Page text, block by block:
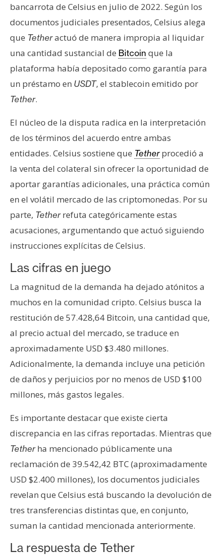
P
r
e
n
s
e
m
a
s
R
c
u
r
o
C
o
t
a
c
t
y
u
b
l
i
d
a
bancarrota de Celsius en julio de 2022. Según los
documentos judiciales presentados, Celsius alega
que Tetheractuó de manera impropia al liquidar
una cantidad sustancial de Bitcoin que la
plataforma había depositado como garantía para
un préstamo en USDT, el stablecoin emitido por
Tether.
El núcleo de la disputa radica en la interpretación
de los términos del acuerdo entre ambas
entidades. Celsius sostiene que Tetherprocedió a
la venta del colateral sin ofrecer la oportunidad de
aportar garantías adicionales, una práctica común
en el volátil mercado de las criptomonedas. Por su
parte, Tetherrefuta categóricamente estas
acusaciones, argumentando que actuó siguiendo
instrucciones explícitas de Celsius.
Las cifras en juego
La magnitud de la demanda ha dejado atónitos a
muchos en la comunidad cripto. Celsius busca la
restitución de 57.428,64 Bitcoin, una cantidad que,
al precio actual del mercado, se traduce en
aproximadamente USD $3.480 millones.
Adicionalmente, la demanda incluye una petición
de daños y perjuicios por no menos de USD $100
millones, más gastos legales.
Es importante destacar que existe cierta
discrepancia en las cifras reportadas. Mientras que
Tetherha mencionado públicamente una
reclamación de 39.542,42 BTC (aproximadamente
USD $2.400 millones), los documentos judiciales
revelan que Celsius está buscando la devolución de
tres transferencias distintas que, en conjunto,
suman la cantidad mencionada anteriormente.
La respuesta de Tether